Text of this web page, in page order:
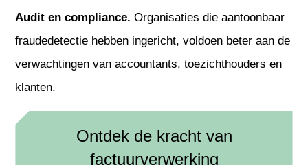
Audit en compliance. Organisaties die aantoonbaar
fraudedetectie hebben ingericht, voldoen beter aan de
verwachtingen van accountants, toezichthouders en
klanten.
Ontdek de kracht van
factuurverwerking